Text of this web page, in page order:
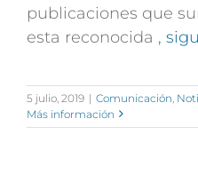
publicaciones que
esta reconocida ,
5 julio, 2019 | Comunicación
Más información